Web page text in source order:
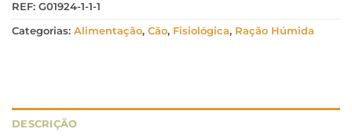
REF: G01924-1-1-1
Categorias: Alimentação, Cão, Fisiológica, Ração Húmida
DESCRIÇÃO